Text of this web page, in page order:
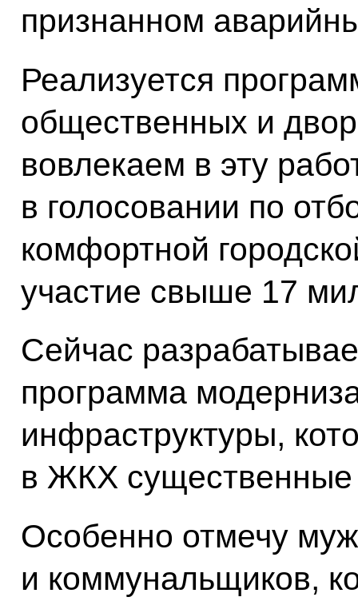
признанном
Реализуется
общественных и
вовлекаем в эту
в голосовании по
комфортной
участие свыше 17
Сейчас
программа
инфраструктуры,
в ЖКХ существенные
Особенно отмечу
и коммунальщиков,